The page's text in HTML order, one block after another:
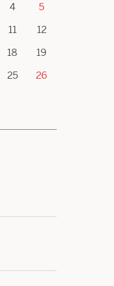
4
5
11
12
18
19
25
26